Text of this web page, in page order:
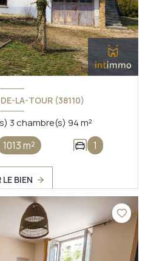
LA-TOUR (38110)
Maison 5 pièce(s) 3 chambre(s) 94 m²
1013 m² 1
LE BIEN